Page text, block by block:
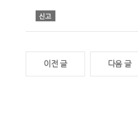
이전 글 다음 글